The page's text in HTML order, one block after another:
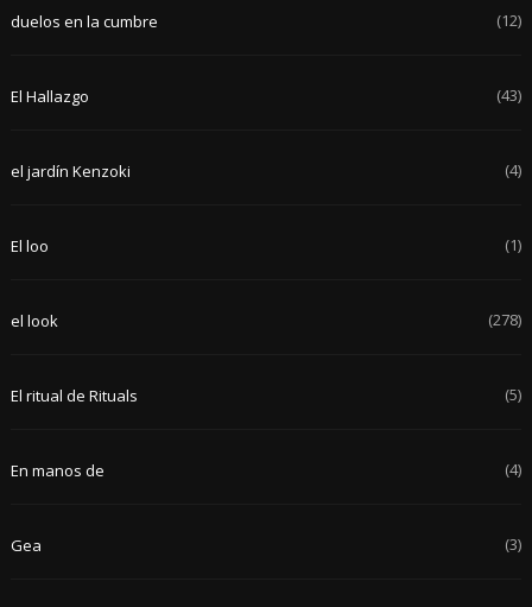
duelos en la cumbre (12)
El Hallazgo (43)
el jardín Kenzoki (4)
El loo (1)
el look (278)
El ritual de Rituals (5)
En manos de (4)
Gea (3)